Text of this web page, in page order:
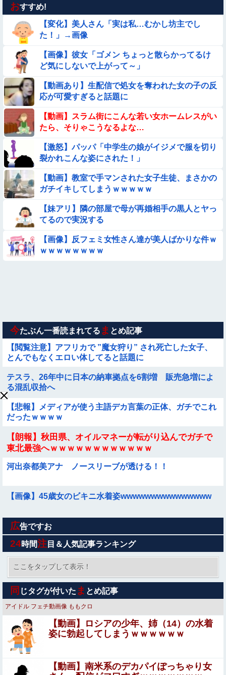
【参考画像】脱がしたら『残念オッパイ』を褒める時の模範解
答
【動画】南米系のデカパイぽっちゃり女さん、配信がヱ口すぎ
ｗｗｗｗｗｗｗ
【動画】ロシアの少年、姉（14）の水着姿に勃起してしまうｗ
ｗｗｗｗｗ
【画像】女さん「彼氏が強制わいせつで捕まって謝罪の手紙が
来た」ﾊﾟｼｬｯ
★★水着姿を見た彼氏が「核兵器並みのボディだね」って褒め
てくれた(´；ω；｀)
【悩み相談】昭和の高1女子さん、夏の体験談ｗｗｗｗｗｗｗ
ｗ
【動画】町の中華料理屋さん、娘の採用で人気店になってしま
う
【動画】白人「日本で一番美味い食べ物はこれな、試してみ
ろ！飛ぶぞ」
【動画】野犬の群れに襲われた男性、とんでもない方法で制圧
するｗｗｗｗｗｗｗ
◉★日本の結婚式のこのルール 外国人は笑うらしいな
おすすめ!
【変化】美人さん「実は私…むかし坊主でし
た！」→画像
【画像】彼女「ゴメン ちょっと散らかってるけ
ど気にしないで上がって～」
【動画あり】生配信で処女を奪われた女の子の反
応が可愛すぎると話題に
【動画】スラム街にこんな若い女ホームレスがい
たら、そりゃこうなるよな…
【激怒】パッパ「中学生の娘がイジメで服を切り
裂かれこんな姿にされた！」
【動画】教室で手マンされた女子生徒、まさかの
ガチイキしてしまうｗｗｗｗｗ
【妹アリ】隣の部屋で母が再婚相手の黒人とヤっ
てるので実況する
【画像】反フェミ女性さん達が美人ばかりな件ｗ
ｗｗｗｗｗｗｗｗ
今たぶん一番読まれてる ま とめ記事
【閲覧注意】アフリカで ”魔女狩り” され死亡した女子、
とんでもなくエロい体してると話題に
テスラ、26年中に日本の納車拠点を6割増 販売急増によ
る混乱収拾へ
【悲報】メディアが使う主語デカ言葉の正体、ガチでこれ
だったｗｗｗｗ
【朗報】秋田県、オイルマネーが転がり込んでガチで
東北最強へｗｗｗｗｗｗｗｗｗｗｗｗ
河出奈都美アナ ノースリーブが透ける！！
【画像】45歳女のビキニ水着姿wwwwwwwwwwwwwww
【画像】女さん「貧乳だから男水着で市民プールいったら
周りがコソコソしだしてやばいwwwwwwww」5万いいね
我が家のボドゲ趣味に「古臭いｗｗ」とマウントを取って
きた義弟嫁、謎の対抗心でスマホゲームに100万単位の重
課金＆借金発覚で離婚確定！「お前らがボドゲやってるの
が悪い」と責任転嫁してきたんだがｗｗｗｗ
国家予算が枯渇したロシアが山賊の真似事を開始、金銀貴
金属じゃなくて自動車とかってところがリアリティありす
ぎる……
彫り師YouTuber「タトゥー入れてる奴は全員バカです」
「すごい民度低い」
【画像】 JSJCの開脚トレーニング、ほぼ性交ｗｗｗｗｗ
ｗｗｗｗｗｗ
広告ですお
24時間注 目＆人気記事ランキング
ここをタップして表示！
同 じタグが付いた ま とめ記事
アイドル フェチ動画像 ももクロ
【動画】ロシアの少年、姉（14）の水着
姿に勃起してしまうｗｗｗｗｗｗ
【動画】南米系のデカパイぽっちゃり女
Sponsored Link